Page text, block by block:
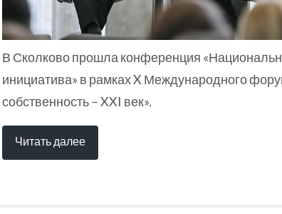
В Сколково прошла конференция
инициатива» в рамках X Международного
собственность – XXI век».
Читать далее